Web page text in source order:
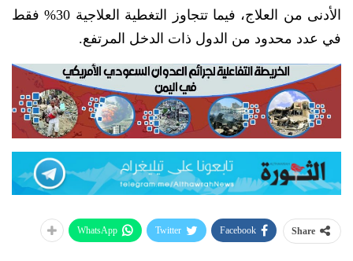
الأدنى من العلاج، فيما تتجاوز التغطية العلاجية 30% فقط
في عدد محدود من الدول ذات الدخل المرتفع.
Share
Facebook
Twitter
WhatsApp